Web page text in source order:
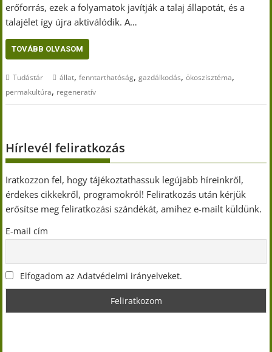
erőforrás, ezek a folyamatok javítják a talaj állapotát, és a
talajélet így újra aktiválódik. A…
TOVÁBB OLVASOM
Tudástár állat,fenntarthatóság,gazdálkodás,ökoszisztéma,
permakultúra, regeneratív
Hírlevél feliratkozás
Iratkozzon fel, hogy tájékoztathassuk legújabb híreinkről,
érdekes cikkekről, programokról! Feliratkozás után kérjük
erősítse meg feliratkozási szándékát, amihez e-mailt küldünk.
E-mail cím
Elfogadom az Adatvédelmi irányelveket.